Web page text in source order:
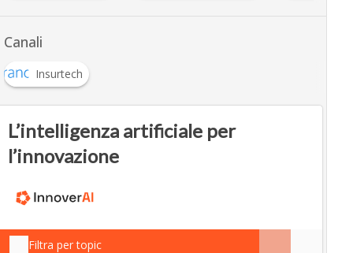
Canali
Insurtech
L’intelligenza artificiale per
l’innovazione
Filtra per topic